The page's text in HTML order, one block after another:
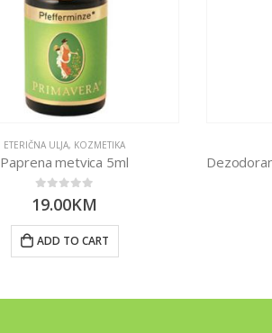
ETERIČNA ULJA, KOZMETIKA
Paprena metvica 5ml
0 out of 5
19.00KM
ADD TO CART